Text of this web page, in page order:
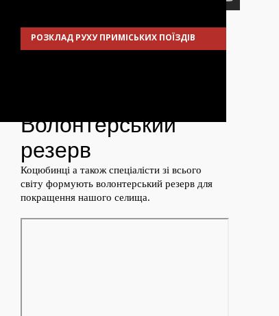
РОЗКЛАД РУХУ ПРИМІСЬКИХ ПОЇЗДІВ